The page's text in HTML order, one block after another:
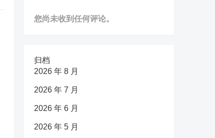
您尚未收到任何评论。
归档
2026 年 8 月
2026 年 7 月
2026 年 6 月
2026 年 5 月